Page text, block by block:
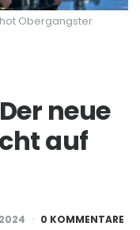
Obergangster
neue
auf
0 KOMMENTARE